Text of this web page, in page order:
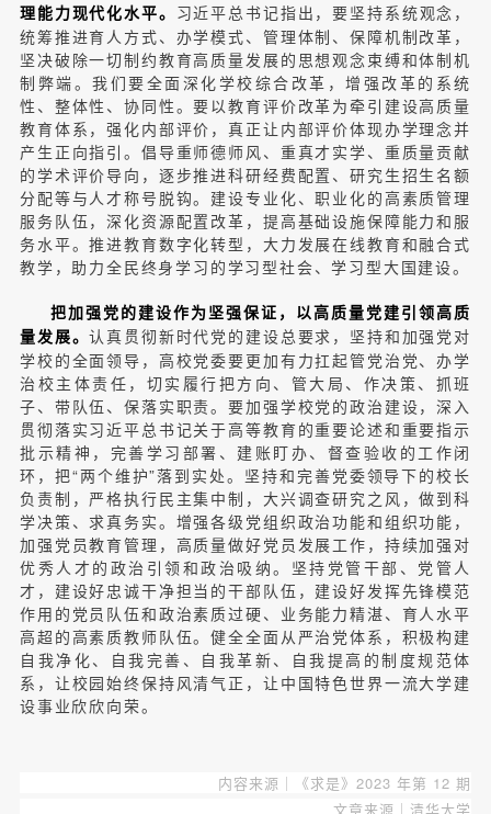
理能力现代化水平。 习近平总书记指出，要坚持系统观念，
统筹推进育人方式、办学模式、管理体制、保障机制改革，
坚决破除一切制约教育高质量发展的思想观念束缚和体制机
制弊端。我们要全面深化学校综合改革，增强改革的系统
性、整体性、协同性。要以教育评价改革为牵引建设高质量
教育体系，强化内部评价，真正让内部评价体现办学理念并
产生正向指引。倡导重师德师风、重真才实学、重质量贡献
的学术评价导向，逐步推进科研经费配置、研究生招生名额
分配等与人才称号脱钩。建设专业化、职业化的高素质管理
服务队伍，深化资源配置改革，提高基础设施保障能力和服
务水平。推进教育数字化转型，大力发展在线教育和融合式
教学，助力全民终身学习的学习型社会、学习型大国建设。
把加强党的建设作为坚强保证，以高质量党建引领高质
量发展。认真贯彻新时代党的建设总要求，坚持和加强党对
学校的全面领导，高校党委要更加有力扛起管党治党、办学
治校主体责任，切实履行把方向、管大局、作决策、抓班
子、带队伍、保落实职责。要加强学校党的政治建设，深入
贯彻落实习近平总书记关于高等教育的重要论述和重要指示
批示精神，完善学习部署、建账盯办、督查验收的工作闭
环，把“两个维护”落到实处。坚持和完善党委领导下的校长
负责制，严格执行民主集中制，大兴调查研究之风，做到科
学决策、求真务实。增强各级党组织政治功能和组织功能，
加强党员教育管理，高质量做好党员发展工作，持续加强对
优秀人才的政治引领和政治吸纳。坚持党管干部、党管人
才，建设好忠诚干净担当的干部队伍，建设好发挥先锋模范
作用的党员队伍和政治素质过硬、业务能力精湛、育人水平
高超的高素质教师队伍。健全全面从严治党体系，积极构建
自我净化、自我完善、自我革新、自我提高的制度规范体
系，让校园始终保持风清气正，让中国特色世界一流大学建
设事业欣欣向荣。
内容来源｜《求是》2023 年第 12 期
文章来源｜清华大学